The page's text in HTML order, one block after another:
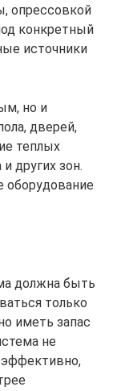
опрессовкой
конкретный
источники
но и
дверей,
теплых
других зон.
оборудование
должна быть
только
иметь запас
не